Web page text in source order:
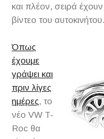
και πλέον, σειρά
βίντεο του αυτοκινήτου.
Όπως
έχουμε
γράψει και
πριν λίγες
ημέρες, το
νέο VW T-
Roc θα